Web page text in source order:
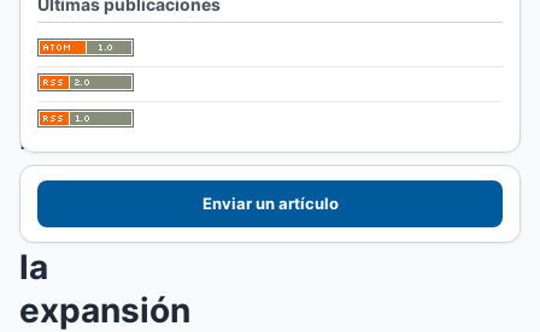
Y OPINIONES
Los
efectos
de
la
expansión
Enviar un artículo